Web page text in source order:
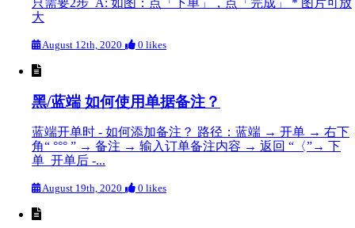
只需要2步 A: 如图：点「下单」，点「完成」 * 图片可放
大
August 12th, 2020 0 likes
黑/蓝端 如何使用单据备注？
蓝端开单时 - 如何添加备注？ 路径：蓝端 → 开单 → 右下
角“ °°° ” → 备注 → 输入订单备注内容 → 返回 “〈”→ 下
单 开单后 -...
August 19th, 2020 0 likes